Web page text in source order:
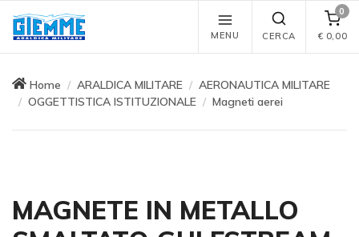
MENU CERCA
0
€ 0,00
Home ARALDICA MILITARE
AERONAUTICA MILITARE
OGGETTISTICA ISTITUZIONALE
Magneti aerei
MAGNETE IN METALLO